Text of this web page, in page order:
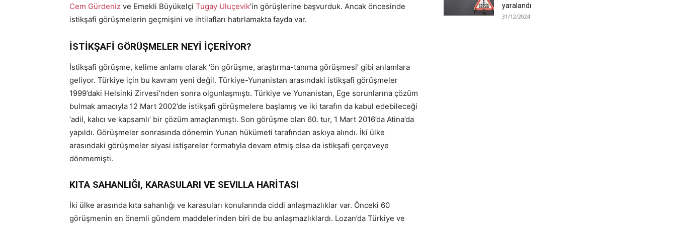
Cem Gürdeniz ve Emekli Büyükelçi Tugay Uluçevik’in görüşlerine başvurduk. Ancak öncesinde
istikşafi görüşmelerin geçmişini ve ihtilafları hatırlamakta fayda var.
İSTİKŞAFİ GÖRÜŞMELER NEYİ İÇERİYOR?
İstikşafi görüşme, kelime anlamı olarak ‘ön görüşme, araştırma-tanıma görüşmesi’ gibi anlamlara
geliyor. Türkiye için bu kavram yeni değil. Türkiye-Yunanistan arasındaki istikşafi görüşmeler
1999’daki Helsinki Zirvesi’nden sonra olgunlaşmıştı. Türkiye ve Yunanistan, Ege sorunlarına çözüm
bulmak amacıyla 12 Mart 2002’de istikşafi görüşmelere başlamış ve iki tarafın da kabul edebileceği
‘adil, kalıcı ve kapsamlı’ bir çözüm amaçlanmıştı. Son görüşme olan 60. tur, 1 Mart 2016’da Atina’da
yapıldı. Görüşmeler sonrasında dönemin Yunan hükümeti tarafından askıya alındı. İki ülke
arasındaki görüşmeler siyasi istişareler formatıyla devam etmiş olsa da istikşafi çerçeveye
dönmemişti.
KITA SAHANLIĞI, KARASULARI VE SEVILLA HARİTASI
İki ülke arasında kıta sahanlığı ve karasuları konularında ciddi anlaşmazlıklar var. Önceki 60
görüşmenin en önemli gündem maddelerinden biri de bu anlaşmazlıklardı. Lozan’da Türkiye ve
yaralandı
31/12/2024